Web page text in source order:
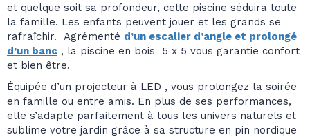
et quelque soit sa profondeur, cette piscine séduira toute
la famille. Les enfants peuvent jouer et les grands se
rafraîchir. Agrémenté d’un escalier d’angle et prolongé
d’un banc , la piscine en bois 5 x 5 vous garantie confort
et bien être.
Équipée d’un projecteur à LED , vous prolongez la soirée
en famille ou entre amis. En plus de ses performances,
elle s’adapte parfaitement à tous les univers naturels et
sublime votre jardin grâce à sa structure en pin nordique